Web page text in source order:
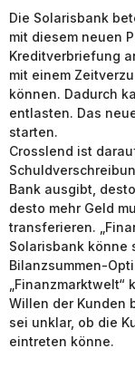
Die Solarisbank
mit diesem neuen
Kreditverbriefung
mit einem
können. Dadurch
entlasten. Das
starten.
Crosslend ist
Bank ausgibt,
desto mehr Geld
transferieren.
Solarisbank könne
Bilanzsummen-
„Finanzmarktwelt“
Willen der Kunden
sei unklar, ob die
eintreten könne.